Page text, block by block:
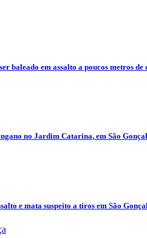
baleado em assalto a poucos metros de
no Jardim Catarina, em São
e mata suspeito a tiros em São